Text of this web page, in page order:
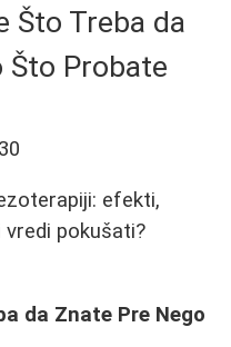
Što Treba da
Što Probate
efekti,
vredi pokušati?
da Znate Pre Nego